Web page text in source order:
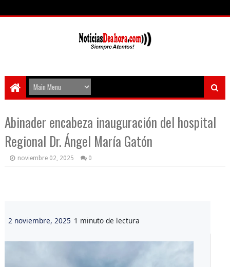
Abinader encabeza inauguración del hospital
Regional Dr. Ángel María Gatón
noviembre 02, 2025 0
2 noviembre, 2025 1 minuto de lectura